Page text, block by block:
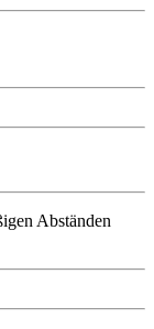
Abständen